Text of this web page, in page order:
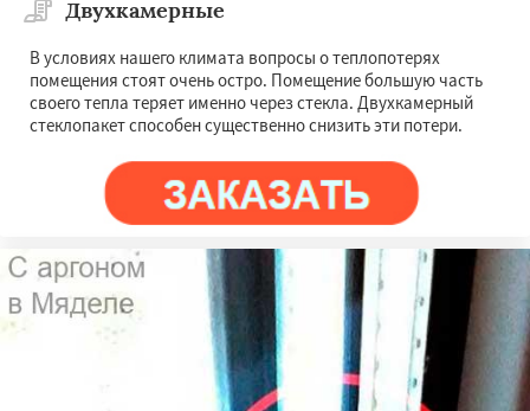
Двухкамерные
В условиях нашего климата вопросы о теплопотерях
помещения стоят очень остро. Помещение большую часть
своего тепла теряет именно через стекла. Двухкамерный
стеклопакет способен существенно снизить эти потери.